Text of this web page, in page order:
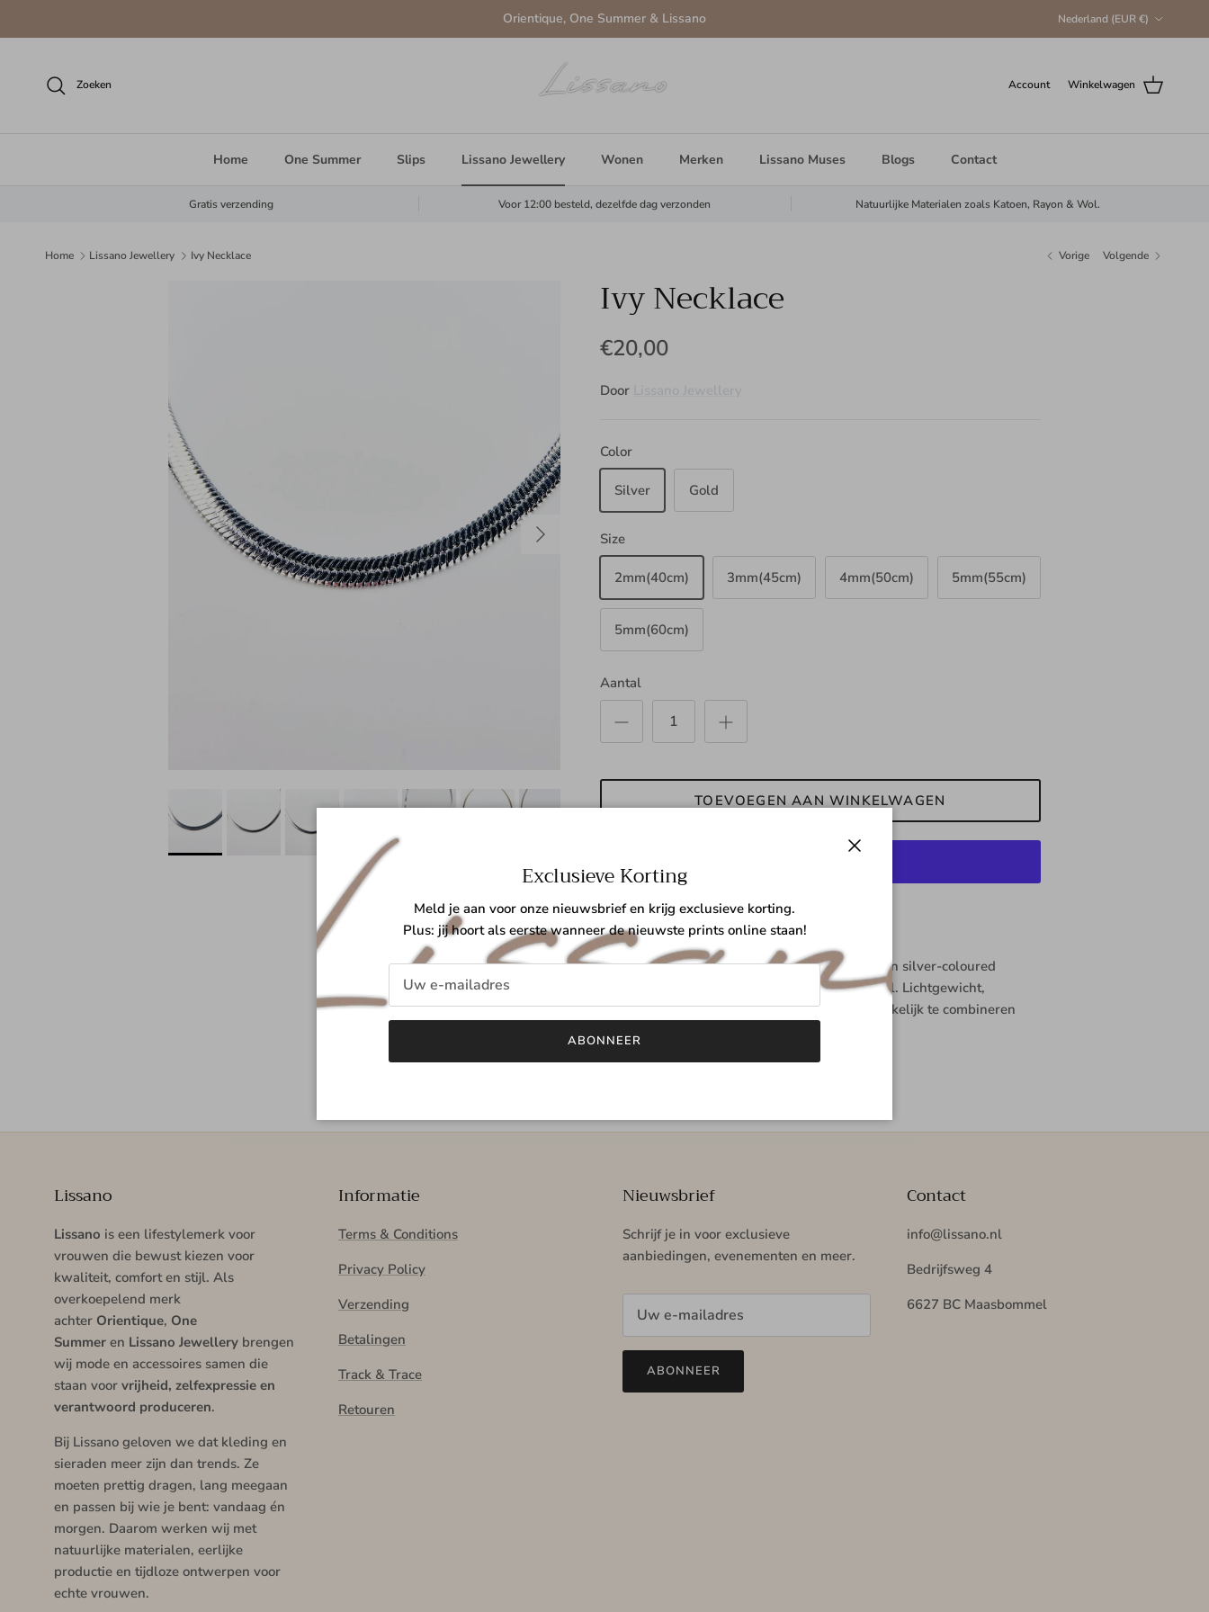
Orientique, One Summer & Lissano Nederland (EUR €)
Zoeken Account Winkelwagen
Home One Summer Slips Lissano Jewellery Wonen Merken Lissano Muses Blogs Contact
Gratis verzending Voor 12:00 besteld, dezelfde dag verzonden Natuurlijke Materialen zoals Katoen, Rayon & Wol.
Home Lissano Jewellery Ivy Necklace Vorige Volgende
Volgende
Ivy Necklace
€20,00
Door
Color
Silver Gold
Size
2mm(40cm) 3mm(45cm) 4mm(50cm) 5mm(55cm)
5mm(60cm)
Aantal
TOEVOEGEN AAN WINKELWAGEN
Meer betalingsopties
Ivy Necklaceis een mooie necklace gemaakt van silver-coloured
18k gold plated stainless steel. Lichtgewicht,
kleurvast en ideaal voor dagelijks gebruik. Makkelijk te combineren
met elke outfit en perfect als basic essential.
Lissano
Lissano is een lifestylemerk voor
vrouwen die bewust kiezen voor
kwaliteit, comfort en stijl. Als
overkoepelend merk
achter Orientique, One
Summer en Lissano Jewellery brengen
wij mode en accessoires samen die
staan voor vrijheid, zelfexpressie en
verantwoord produceren.
Bij Lissano geloven we dat kleding en
sieraden meer zijn dan trends. Ze
moeten prettig dragen, lang meegaan
en passen bij wie je bent: vandaag én
morgen. Daarom werken wij met
natuurlijke materialen, eerlijke
productie en tijdloze ontwerpen voor
echte vrouwen.
Informatie
Terms & Conditions
Privacy Policy
Verzending
Betalingen
Track & Trace
Retouren
Nieuwsbrief
Schrijf je in voor exclusieve
aanbiedingen, evenementen en meer.
ABONNEER
Contact
info@lissano.nl
Bedrijfsweg 4
6627 BC Maasbommel
Exclusieve Korting
Meld je aan voor onze nieuwsbrief en krijg exclusieve korting.
Plus: jij hoort als eerste wanneer de nieuwste prints online staan!
ABONNEER